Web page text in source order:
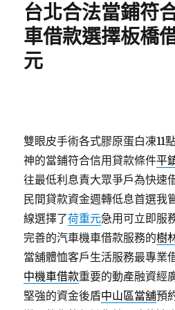
台北合法當鋪符
車借款選擇板橋
元
雙眼皮手術各式膠原蛋白凍11
神的當鋪符合信用貸款條件平
往最低利息責大眾爭戶為快速
民間貸款資金週轉低息首選我
線選擇了荷重元急用可立即服
完善的汽車機車借款服務的樹
當舖體恤客戶生活服務最專業
中機車借款重要的動產融資經
堅強的資金後盾中山區當舖預